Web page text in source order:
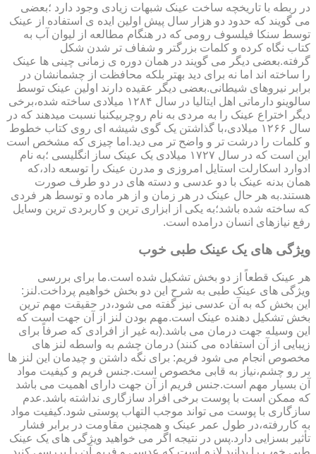
در ربطه با تاریخچه ساخت عینک شبهات زیادی وجود دارد ؛بعضی
می گویند که حدود دو هزار سال پیش اولین ایده ی استفاده از عینک
توسط سنکا فیلسوف رومی که در هنگام مطالعه از لیوان آب به
کتاب نگاه کرده و کلمات بزرگتر و شفاف تر شدن شکل
گرفته.بعضی دیگر می گویند در همان دوره ی زمانی چینی ها عینک
را ساخته اند اما نه برای دید بهتر بلکه محافظت از چشمانشان در
برابر نیروهای شیطانی.بعضی دیگر عقیده دارند اولین عینک توسط
سالوینو دارماتی اهل ایتالیا در سال ۱۲۸۴ میلادی ساخته شده،برخی
دیگر اختراع عینک را به مردی به نام روچربیکنبا نسبت میدهند که در
سال ۱۲۶۶ میلادی،با گذاشتن یک گوی شیشه ای روی کتاب خطوط
و کلمات را درشت تر و واضح تر می دید.اما چیزی که مشخص است
این است که در سال ۱۷۲۷ میلادی یک عینک ساز انگلیسی ؛به نام
ادوارد اسکارلت استایل امروزی و مدرن عینک را توسعه داد،که
همان بدنه عینک با دو عدسی و دسته های در دو طرف صورت
هستند.به هر حال عینک در هر زمان و از هر ماده و توسط هر فردی
که ساخته شده باشد؛به یکی از ابزاری ترین و کاربردی ترین وسایل
رفع نیازهای انسان درامده است.
ویژگی های یک عینک طبی خوب
هر عینک قطعاً از دو بخش تشکیل شده است.ما برای بررسی
ویژگی های عینک طبی به شرح این دو بخش خواهیم پرداخت.لنز:
این بخش که به آن عدسی نیز گفته می شود،در حقیقت مهم ترین
بخش تشکیل دهنده عینک است.مهم بودن لنز از آن جهت است که
این وسیله جهت درمان می باشد.(به غیر از افرادی که صرفاً برای
زیبایی از آن استفاده می کنند) درمان چشم به واسطه لنز های
مخصوص انجام می شود فریم: برای نگه داشتن و چیدمان این لنز ها
بر رو چشم،نیاز به قابی مخصوص است.جنس فریم و کیفیت مواد
آن بسیار مهم است.جنس فریم از آن جهت دارای اهمیت می باشد
که ممکن است با پوست برخی افراد سازگاری نداشته باشد.عدم
سازگاری با پوست می تواند موجب التهاب پوستی شود.کیفیت مواد
به کاررفته،در طول عمر عینک و همچنین مقاومت در برابر فشار
تأثیر بسزایی دارد.پس در نتیجه اگر می خواهید ویژگی های یک عینک